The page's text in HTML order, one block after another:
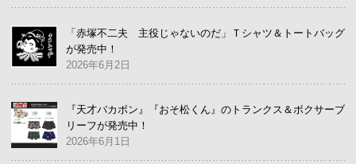
「赤塚不二夫 主役じゃないのだ」Ｔシャツ＆トートバッグ
が発売中！
2026年6月2日
『天才バカボン』『おそ松くん』のトランクス＆ボクサーブ
リーフが発売中！
2026年6月1日